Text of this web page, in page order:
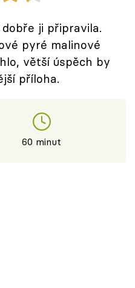
ji připravila.
pyré malinové
větší úspěch by
příloha.
60 minut